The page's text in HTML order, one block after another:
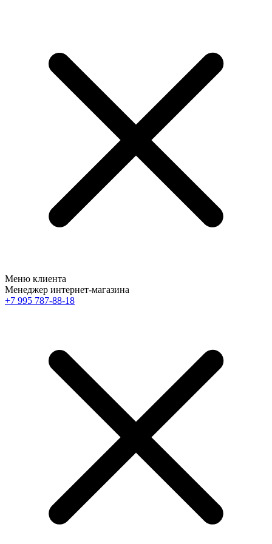
Меню клиента
Менеджер интернет-магазина
+7 995 787-88-18